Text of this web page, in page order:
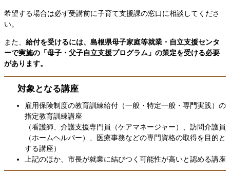
希望する場合は必ず受講前に子育て支援課の窓口に相談してくださ
い。
また、 給付を受けるには、島根県母子家庭等就業・自立支援センタ
ーで実施の「母子・父子自立支援プログラム」の策定を受ける必要
があります。
対象となる講座
雇用保険制度の教育訓練給付（一般・特定一般・専門実践）の
指定教育訓練講座
（看護師、介護支援専門員（ケアマネージャー）、訪問介護員
（ホームヘルパー）、医療事務などの専門資格の取得を目的と
する講座）
上記のほか、市長が就業に結びつく可能性が高いと認める講座